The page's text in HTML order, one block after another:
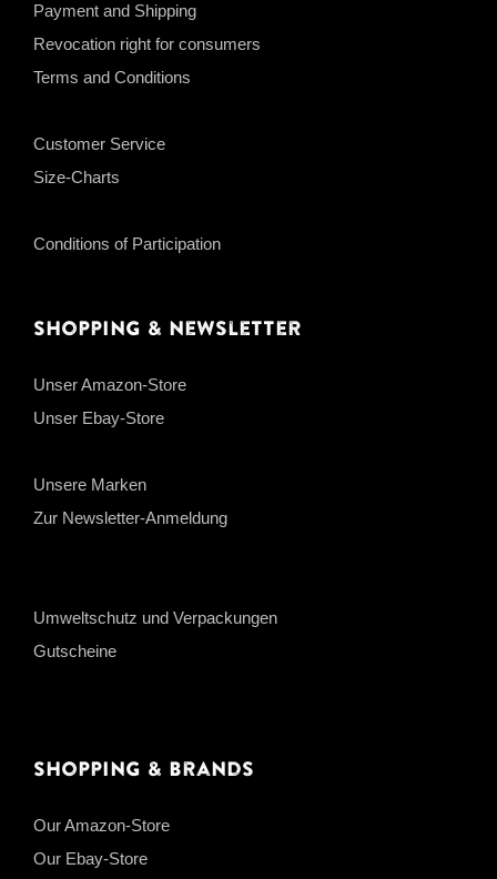
Payment and Shipping
Revocation right for consumers
Terms and Conditions
Customer Service
Size-Charts
Conditions of Participation
Shopping & Newsletter
Unser Amazon-Store
Unser Ebay-Store
Unsere Marken
Zur Newsletter-Anmeldung
Umweltschutz und Verpackungen
Gutscheine
Shopping & Brands
Our Amazon-Store
Our Ebay-Store